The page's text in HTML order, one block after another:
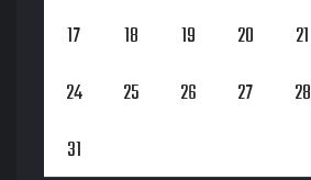
17 18 19 20 21
24
25 26 27 28
31